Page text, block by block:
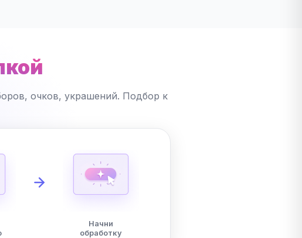
очков, украшений. Подбор к
Начни
обработку